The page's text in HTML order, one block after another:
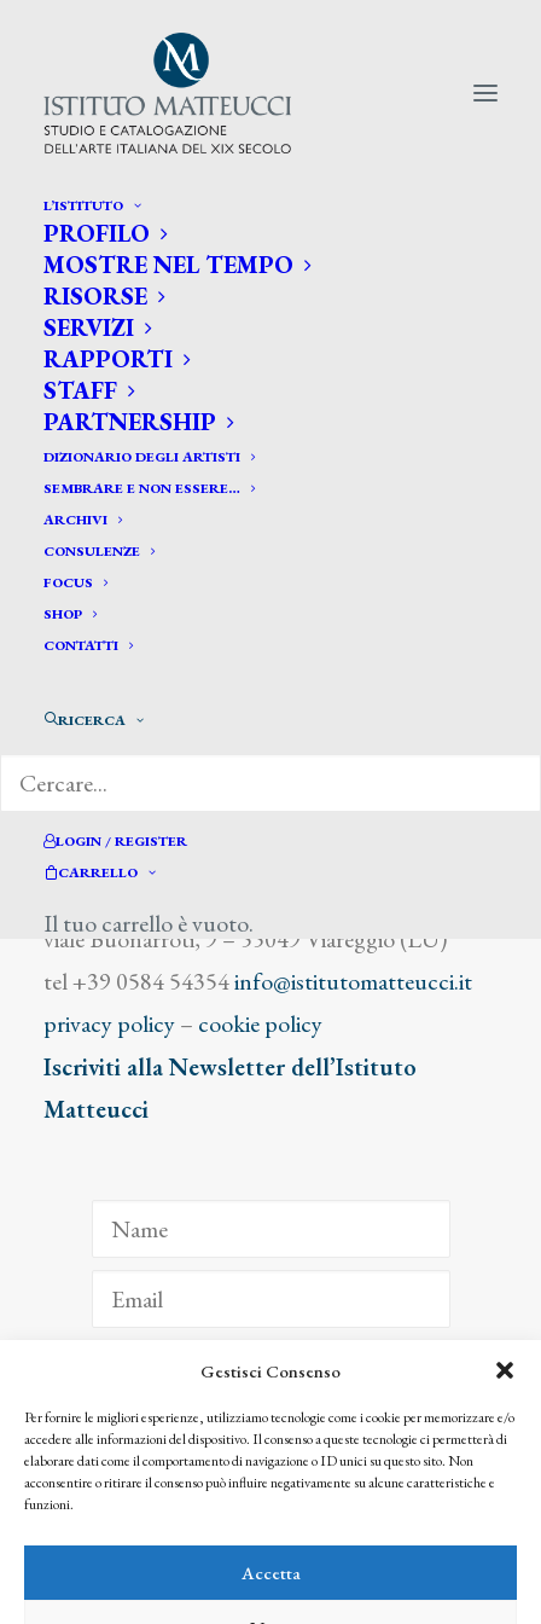
Gestisci Consenso
Per fornire le migliori esperienze, utilizziamo tecnologie come i cookie per memorizzare e/o
accedere alle informazioni del dispositivo. Il consenso a queste tecnologie ci permetterà di
elaborare dati come il comportamento di navigazione o ID unici su questo sito. Non
acconsentire o ritirare il consenso può influire negativamente su alcune caratteristiche e
funzioni.
Accetta
L’ISTITUTO
PROFILO
MOSTRE NEL TEMPO
RISORSE
SERVIZI
RAPPORTI
STAFF
PARTNERSHIP
DIZIONARIO DEGLI ARTISTI
SEMBRARE E NON ESSERE…
ARCHIVI
CONSULENZE
FOCUS
SHOP
CONTATTI
RICERCA
LOGIN / REGISTER
CARRELLO
Il tuo carrello è vuoto.
CERCA TRA GLI ARTISTI:
Search
for:
Berra Giovanni Battista
viale Buonarroti, 9 – 55049 Viareggio (LU)
tel +39 0584 54354info@istitutomatteucci.it
privacy policy– cookie policy
Iscriviti alla Newsletter dell’Istituto
Matteucci
ISCRIVITI
Facendo clic per iscriverti, riconosci che le tue informazioni saranno trattate
seguendo la nostra Privacy Policy
© 2025 Istituto Matteucci. All right reserved
l’autorizzazione scritta dei proprietari dei diritti e dell’Istituto Matteucci